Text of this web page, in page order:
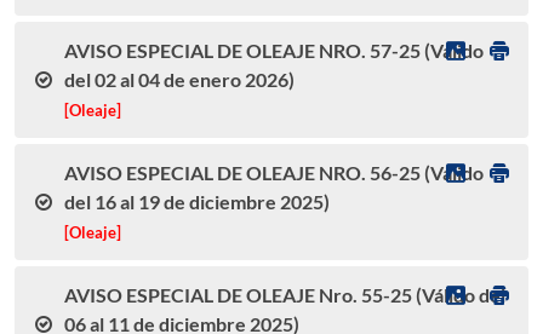
AVISO ESPECIAL DE OLEAJE NRO. 57-25 (Válido
del 02 al 04 de enero 2026)
[Oleaje]
AVISO ESPECIAL DE OLEAJE NRO. 56-25 (Válido
del 16 al 19 de diciembre 2025)
[Oleaje]
AVISO ESPECIAL DE OLEAJE Nro. 55-25 (Válido del
06 al 11 de diciembre 2025)